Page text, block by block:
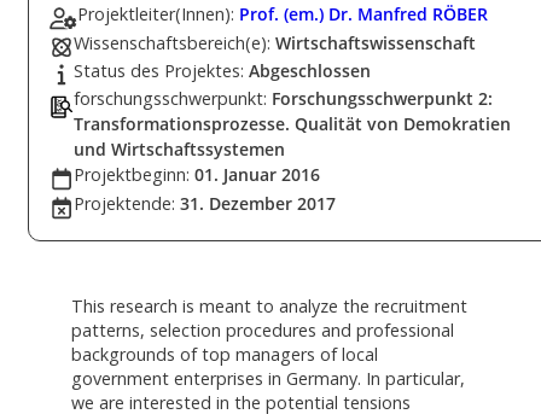
Projektleiter(Innen): Prof. (em.) Dr. Manfred RÖBER
Wissenschaftsbereich(e): Wirtschaftswissenschaft
Status des Projektes: Abgeschlossen
forschungsschwerpunkt: Forschungsschwerpunkt 2:
Transformationsprozesse. Qualität von Demokratien
und Wirtschaftssystemen
Projektbeginn: 01. Januar 2016
Projektende: 31. Dezember 2017
This research is meant to analyze the recruitment
patterns, selection procedures and professional
backgrounds of top managers of local
government enterprises in Germany. In particular,
we are interested in the potential tensions